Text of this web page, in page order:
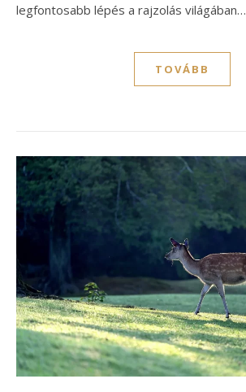
legfontosabb lépés a rajzolás világában…
TOVÁBB